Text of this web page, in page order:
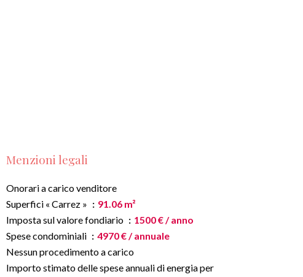
Menzioni legali
Onorari a carico venditore
Superfici « Carrez »
91.06 m²
Imposta sul valore fondiario
1500 € / anno
Spese condominiali
4970 € / annuale
Nessun procedimento a carico
Importo stimato delle spese annuali di energia per